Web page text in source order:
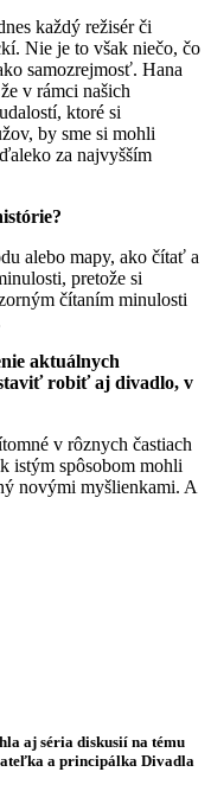
každý režisér či
Nie je to však niečo, čo
samozrejmosť. Hana
v rámci našich
ktoré si
by sme si mohli
za najvyšším
alebo mapy, ako čítať a
pretože si
čítaním minulosti
aktuálnych
robiť aj divadlo, v
v rôznych častiach
istým spôsobom mohli
novými myšlienkami. A
aj séria diskusií na tému
a principálka Divadla